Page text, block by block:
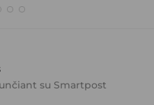
su Smartpost